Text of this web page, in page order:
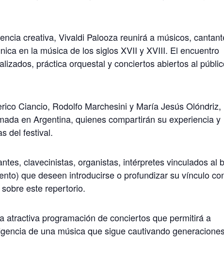
creativa, Vivaldi Palooza reunirá a músicos,
en la música de los siglos XVII y XVIII. El encuentro
práctica orquestal y conciertos abiertos al
Ciancio, Rodolfo Marchesini y María Jesús Olóndriz,
en Argentina, quienes compartirán su experiencia y
del festival.
clavecinistas, organistas, intérpretes vinculados al
que deseen introducirse o profundizar su vínculo
este repertorio.
programación de conciertos que permitirá a
de una música que sigue cautivando